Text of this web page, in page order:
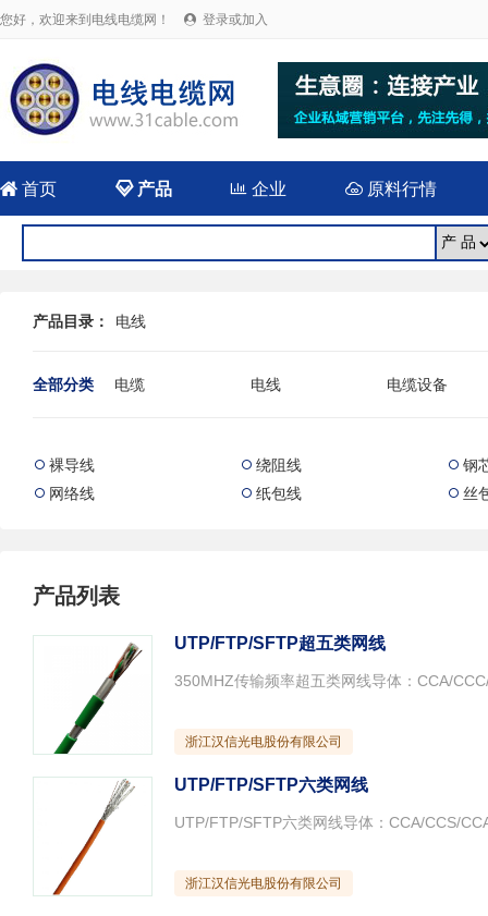
您好，欢迎来到电线电缆网！  登录或加入
 首页 产品  企业 原料行情
产品目录： 电线
全部分类 电缆 电线
电缆设备
 裸导线  绕阻线  钢
 网络线  纸包线  丝
产品列表
UTP/FTP/SFTP超五类网线
350MHZ传输频率超五类网线导体：CCA/
浙江汉信光电股份有限公司
UTP/FTP/SFTP六类网线
UTP/FTP/SFTP六类网线导体：CCA/CCS/
浙江汉信光电股份有限公司